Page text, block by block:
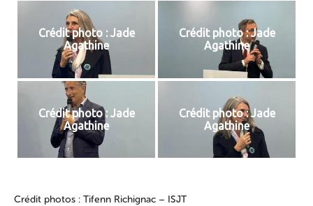
Crédit photo : Jade
Agathine
Crédit photo : Jade
Agathine
Crédit photo : Jade
Agathine
Crédit photo : Jade
Agathine
Crédit photos : Tifenn Richignac – ISJT